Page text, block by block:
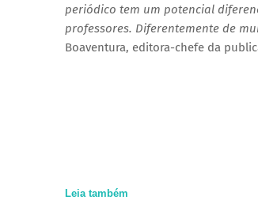
periódico tem um potencial
professores. Diferentemente de
Boaventura, editora-chefe da
Leia também